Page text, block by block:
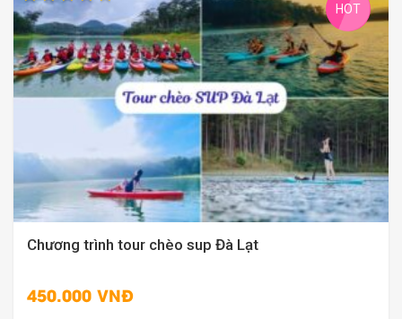
HOT
Chương trình tour chèo sup Đà Lạt
450.000 VNĐ